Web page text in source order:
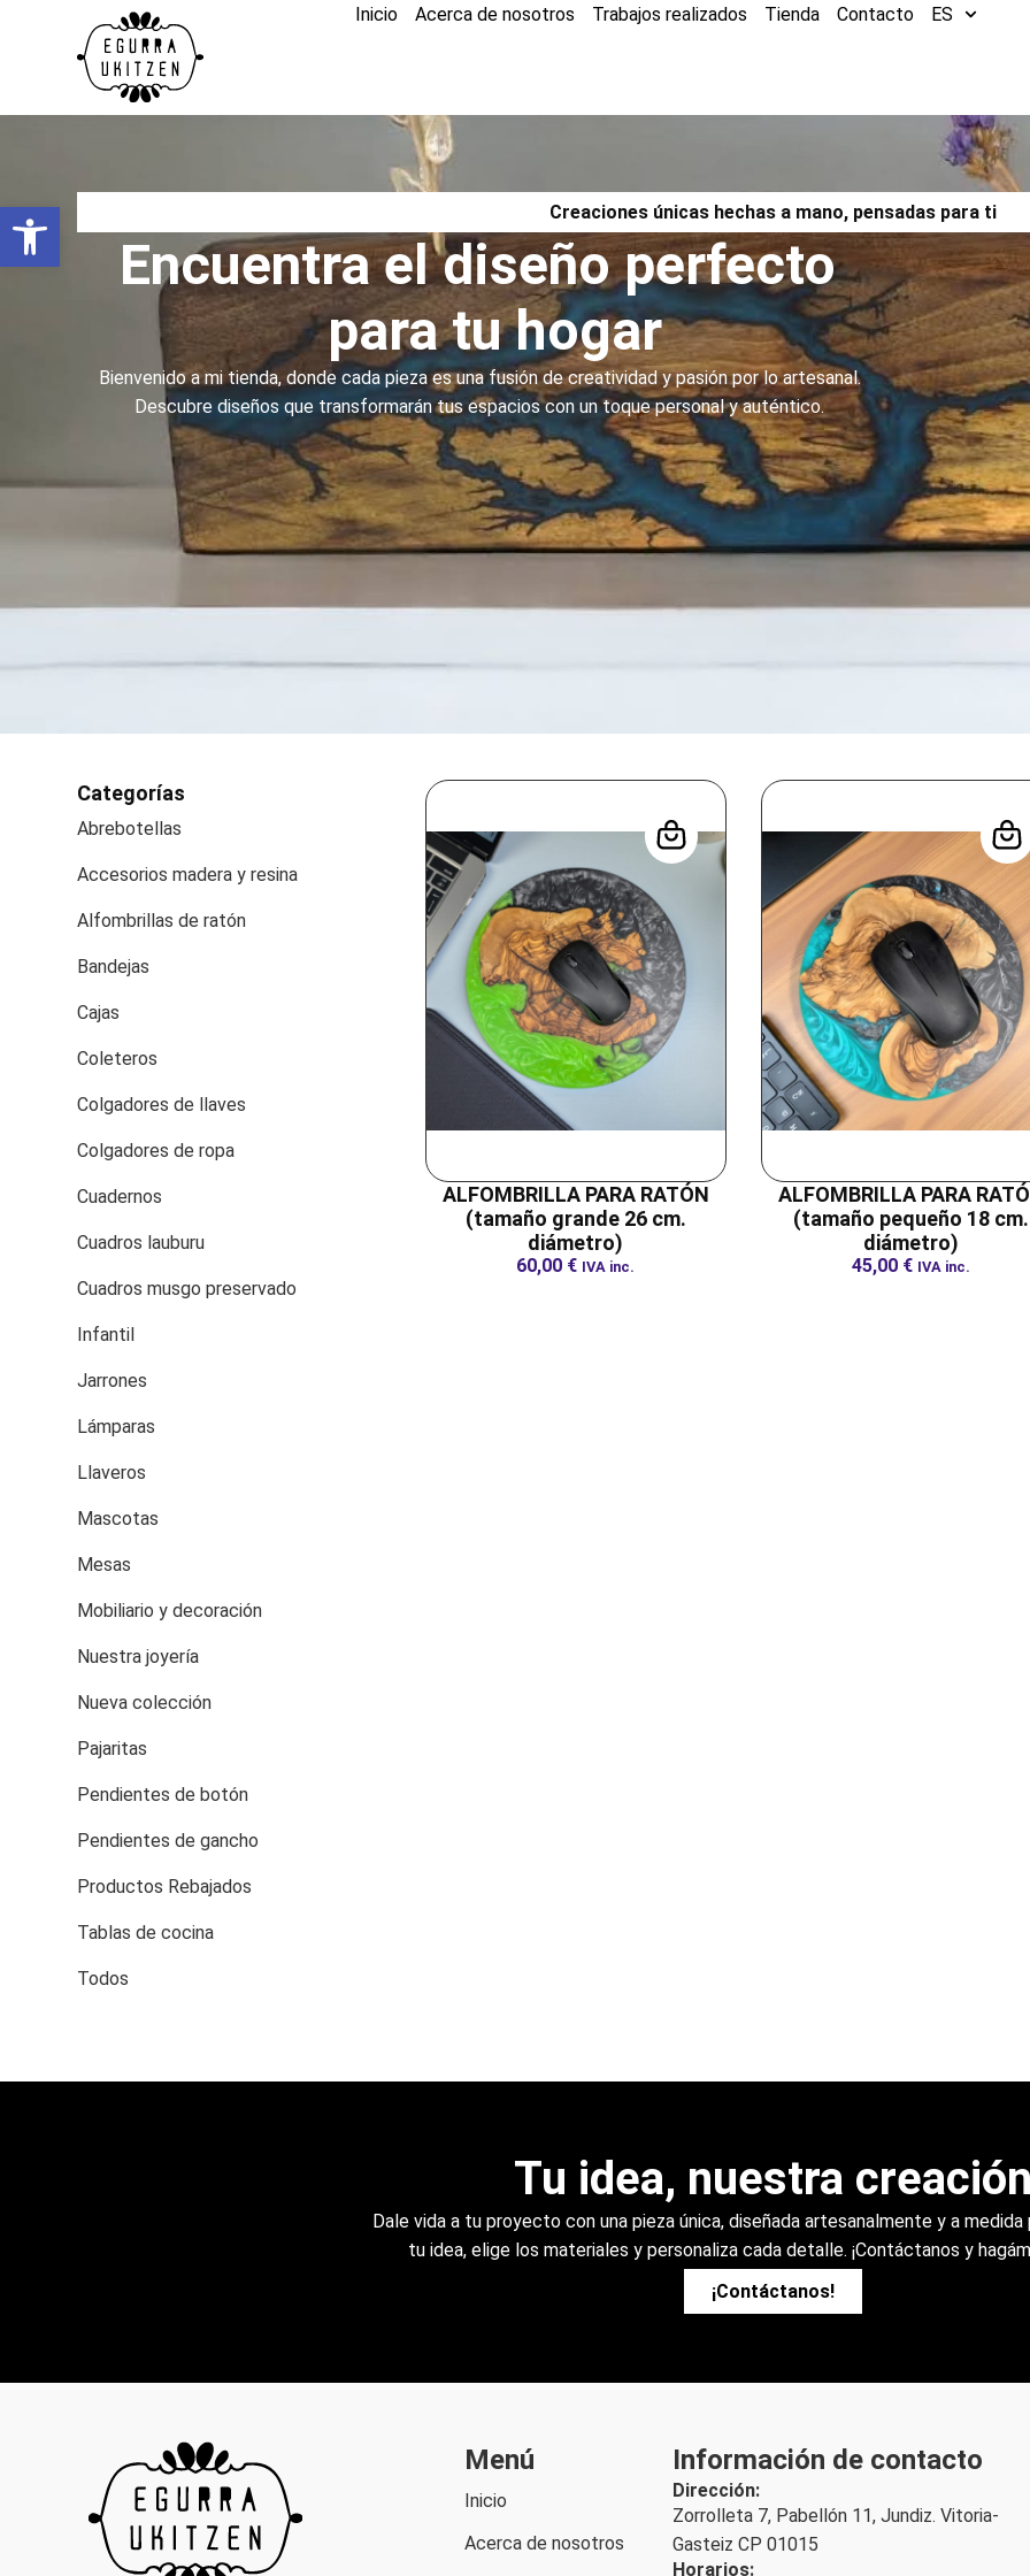
Inicio Acerca de nosotros Trabajos realizados Tienda Contacto ES
Creaciones únicas hechas a mano, pensadas para ti
Encuentra el diseño perfecto
para tu hogar
Bienvenido a mi tienda, donde cada pieza es una fusión de creatividad y pasión por lo artesanal.
Descubre diseños que transformarán tus espacios con un toque personal y auténtico.
Categorías
Abrebotellas
Accesorios madera y resina
Alfombrillas de ratón
Bandejas
Cajas
Coleteros
Colgadores de llaves
Colgadores de ropa
Cuadernos
Cuadros lauburu
Cuadros musgo preservado
Infantil
Jarrones
Lámparas
Llaveros
Mascotas
Mesas
Mobiliario y decoración
Nuestra joyería
Nueva colección
Pajaritas
Pendientes de botón
Pendientes de gancho
Productos Rebajados
Tablas de cocina
Todos
ALFOMBRILLA PARA RATÓN
(tamaño grande 26 cm.
diámetro)
60,00 € IVA inc.
ALFOMBRILLA PARA
(tamaño pequeño 18 cm.
diámetro)
45,00 € IVA inc.
Tu idea, nuestra
Dale vida a tu proyecto con una pieza única, diseñada artesanalmente y a medida
tu idea, elige los materiales y personaliza cada detalle. ¡Contáctanos y
¡Contáctanos!
Menú
Inicio
Acerca de nosotros
Información de contacto
Dirección:
Zorrolleta 7, Pabellón 11, Jundiz. Vitoria-
Gasteiz CP 01015
Horarios:
Abrir barra de herramientas